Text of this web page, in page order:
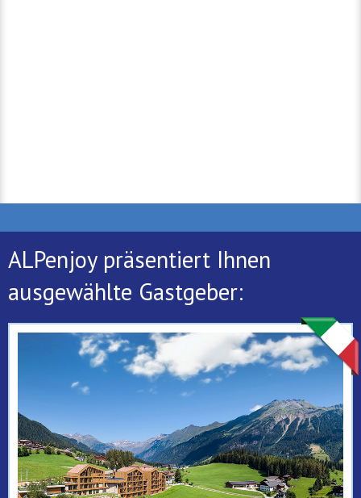
ALPenjoy präsentiert Ihnen
ausgewählte Gastgeber: